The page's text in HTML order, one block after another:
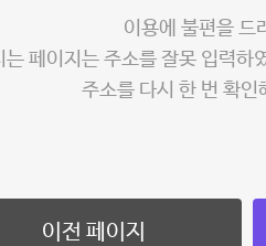
이용에 불편을 드
는 페이지는 주소를 잘못 입력하
주소를 다시 한 번 확인
이전 페이지